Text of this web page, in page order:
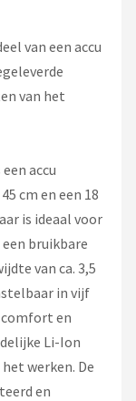
van een accu
van het
een accu
cm en een 18
is ideaal voor
bruikbare
van ca. 3,5
in vijf
en
Li-Ion
werken. De
en